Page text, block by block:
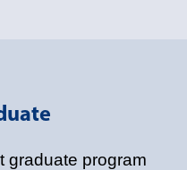
graduate program